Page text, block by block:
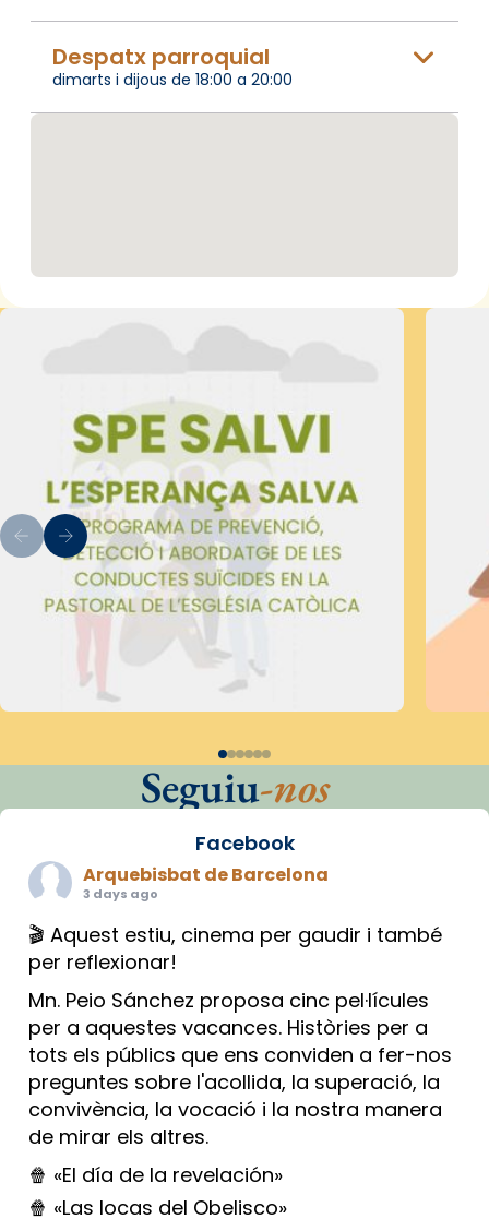
Despatx parroquial
dimarts i dijous de 18:00 a 20:00
Seguiu-nos
Facebook
Arquebisbat de Barcelona
3 days ago
🎬 Aquest estiu, cinema per gaudir i també
per reflexionar!
Mn. Peio Sánchez proposa cinc pel·lícules
per a aquestes vacances. Històries per a
tots els públics que ens conviden a fer-nos
preguntes sobre l'acollida, la superació, la
convivència, la vocació i la nostra manera
de mirar els altres.
🍿 «El día de la revelación»
🍿 «Las locas del Obelisco»